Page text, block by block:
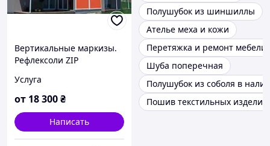
Вертикальные маркизы.
Рефлексоли ZIP
Услуга
от 18 300₴
Написать
Полушубок из шиншиллы
Ателье меха и кожи
Перетяжка и ремонт мебели
Шуба поперечная
Полушубок из соболя в
Пошив текстильных изделий